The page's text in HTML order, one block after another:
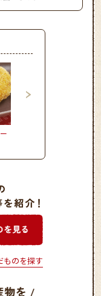
お野菜たっぷりかき揚げ
ものを探す